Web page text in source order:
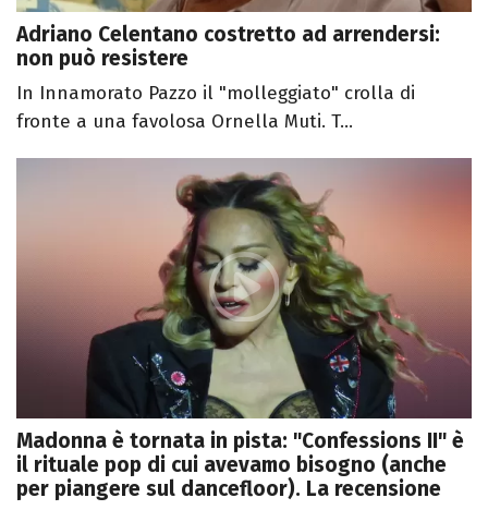
Adriano Celentano costretto ad arrendersi:
non può resistere
In Innamorato Pazzo il "molleggiato" crolla di
fronte a una favolosa Ornella Muti. T...
Madonna è tornata in pista: "Confessions II" è
il rituale pop di cui avevamo bisogno (anche
per piangere sul dancefloor). La recensione